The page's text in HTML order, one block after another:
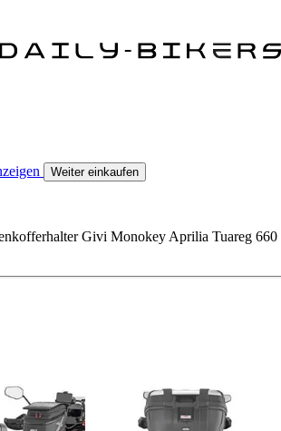
Weiter einkaufen
Givi Monokey Aprilia Tuareg 660